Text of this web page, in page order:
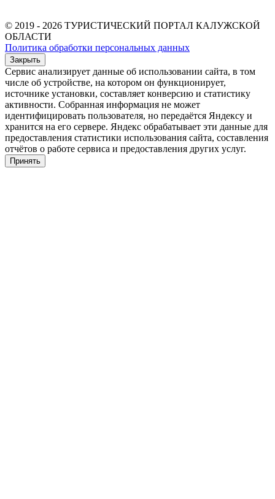
© 2019 - 2026 ТУРИСТИЧЕСКИЙ ПОРТАЛ КАЛУЖСКОЙ
ОБЛАСТИ
Политика обработки персональных данных
Закрыть
Сервис анализирует данные об использовании сайта, в том
числе об устройстве, на котором он функционирует,
источнике установки, составляет конверсию и статистику
активности. Собранная информация не может
идентифицировать пользователя, но передаётся Яндексу и
хранится на его сервере. Яндекс обрабатывает эти данные для
предоставления статистики использования сайта, составления
отчётов о работе сервиса и предоставления других услуг.
Принять